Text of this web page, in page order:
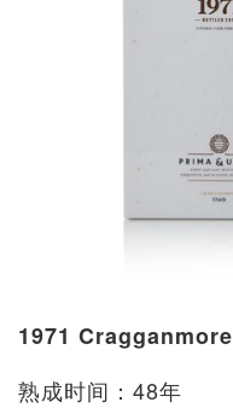
1971 Cragganmore
熟成时间：48年